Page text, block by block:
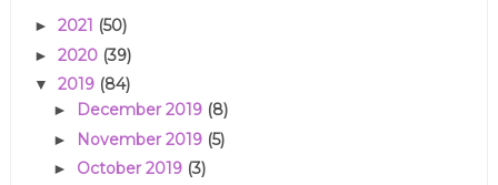
► 2021 (50)
► 2020 (39)
▼ 2019 (84)
► December 2019 (8)
► November 2019 (5)
► October 2019 (3)